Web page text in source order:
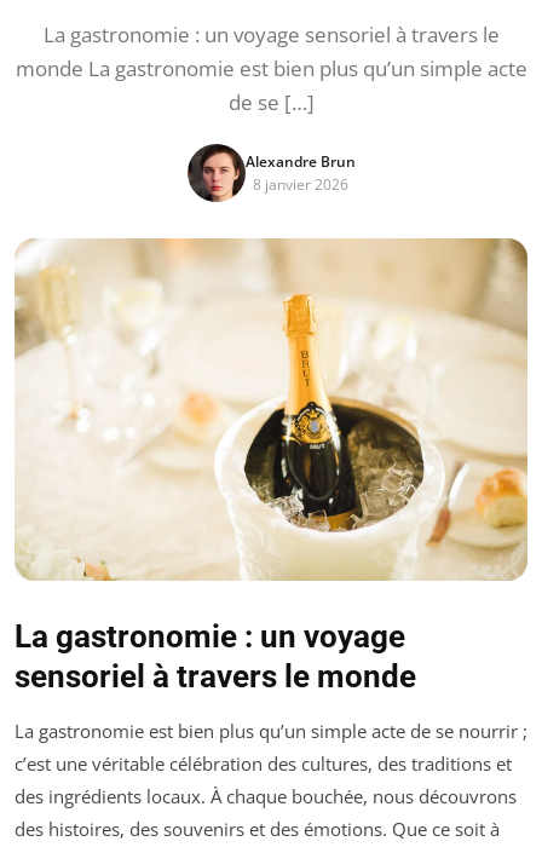
La gastronomie : un voyage sensoriel à travers le
monde La gastronomie est bien plus qu’un simple acte
de se […]
Alexandre Brun
8 janvier 2026
La gastronomie : un voyage
sensoriel à travers le monde
La gastronomie est bien plus qu’un simple acte de se nourrir ;
c’est une véritable célébration des cultures, des traditions et
des ingrédients locaux. À chaque bouchée, nous découvrons
des histoires, des souvenirs et des émotions. Que ce soit à